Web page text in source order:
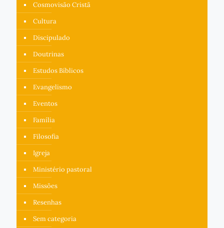
Cosmovisão Cristã
Cultura
Discipulado
Doutrinas
Estudos Bíblicos
Evangelismo
Eventos
Família
Filosofia
Igreja
Ministério pastoral
Missões
Resenhas
Sem categoria